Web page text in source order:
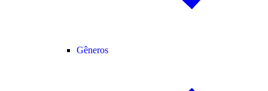
Gêneros